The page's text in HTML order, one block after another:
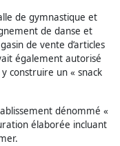
de gymnastique et
de danse et
de vente d’articles
également autorisé
construire un « snack
dénommé «
élaborée incluant